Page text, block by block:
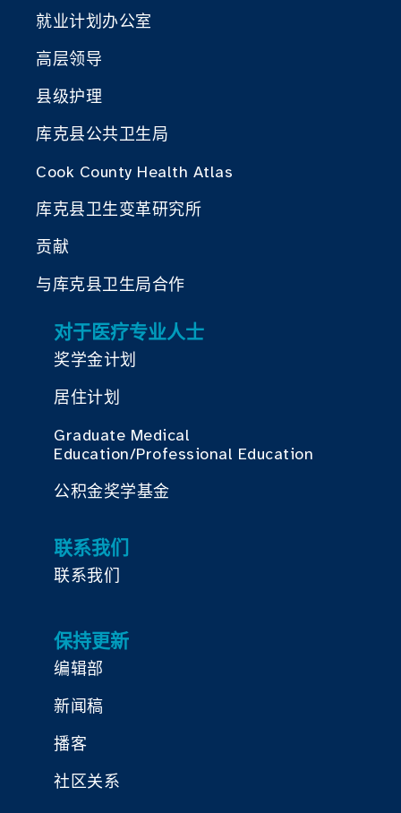
就业计划办公室
高层领导
县级护理
库克县公共卫生局
Cook County Health Atlas
库克县卫生变革研究所
贡献
与库克县卫生局合作
对于医疗专业人士
奖学金计划
居住计划
Graduate Medical
Education/Professional Education
公积金奖学基金
联系我们
联系我们
保持更新
编辑部
新闻稿
播客
社区关系